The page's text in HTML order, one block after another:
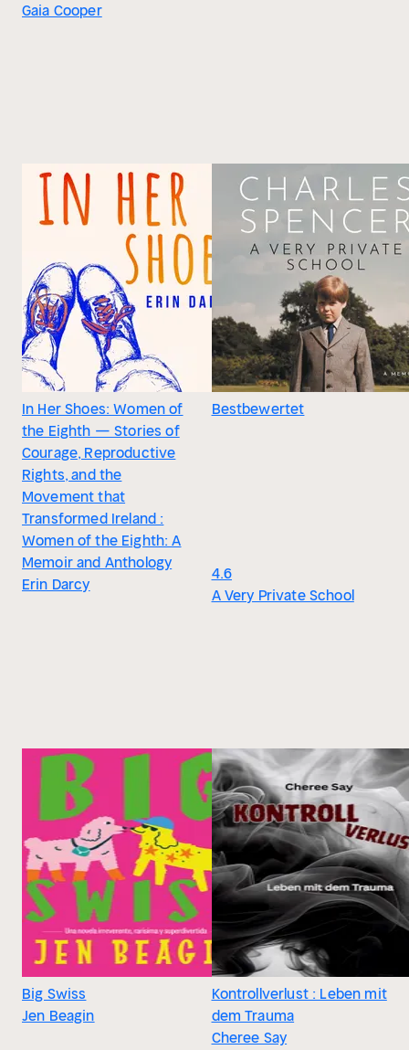
Gaia Cooper
In Her Shoes: Women of
the Eighth — Stories of
Courage, Reproductive
Rights, and the
Movement that
Transformed Ireland :
Women of the Eighth: A
Memoir and Anthology
Erin Darcy
Bestbewertet
4.6
A Very Private School
Big Swiss
Jen Beagin
Kontrollverlust : Leben mit
dem Trauma
Cheree Say